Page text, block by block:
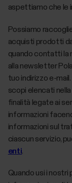
aspettiamo che le
Possiamo
acquisti prodotti
quando contatti la
alla newsletter
tuo indirizzo e-
scopi elencati
finalità legate ai
informazioni
informazioni sul
ciascun servizio,
enti.
Quando usi i nostri